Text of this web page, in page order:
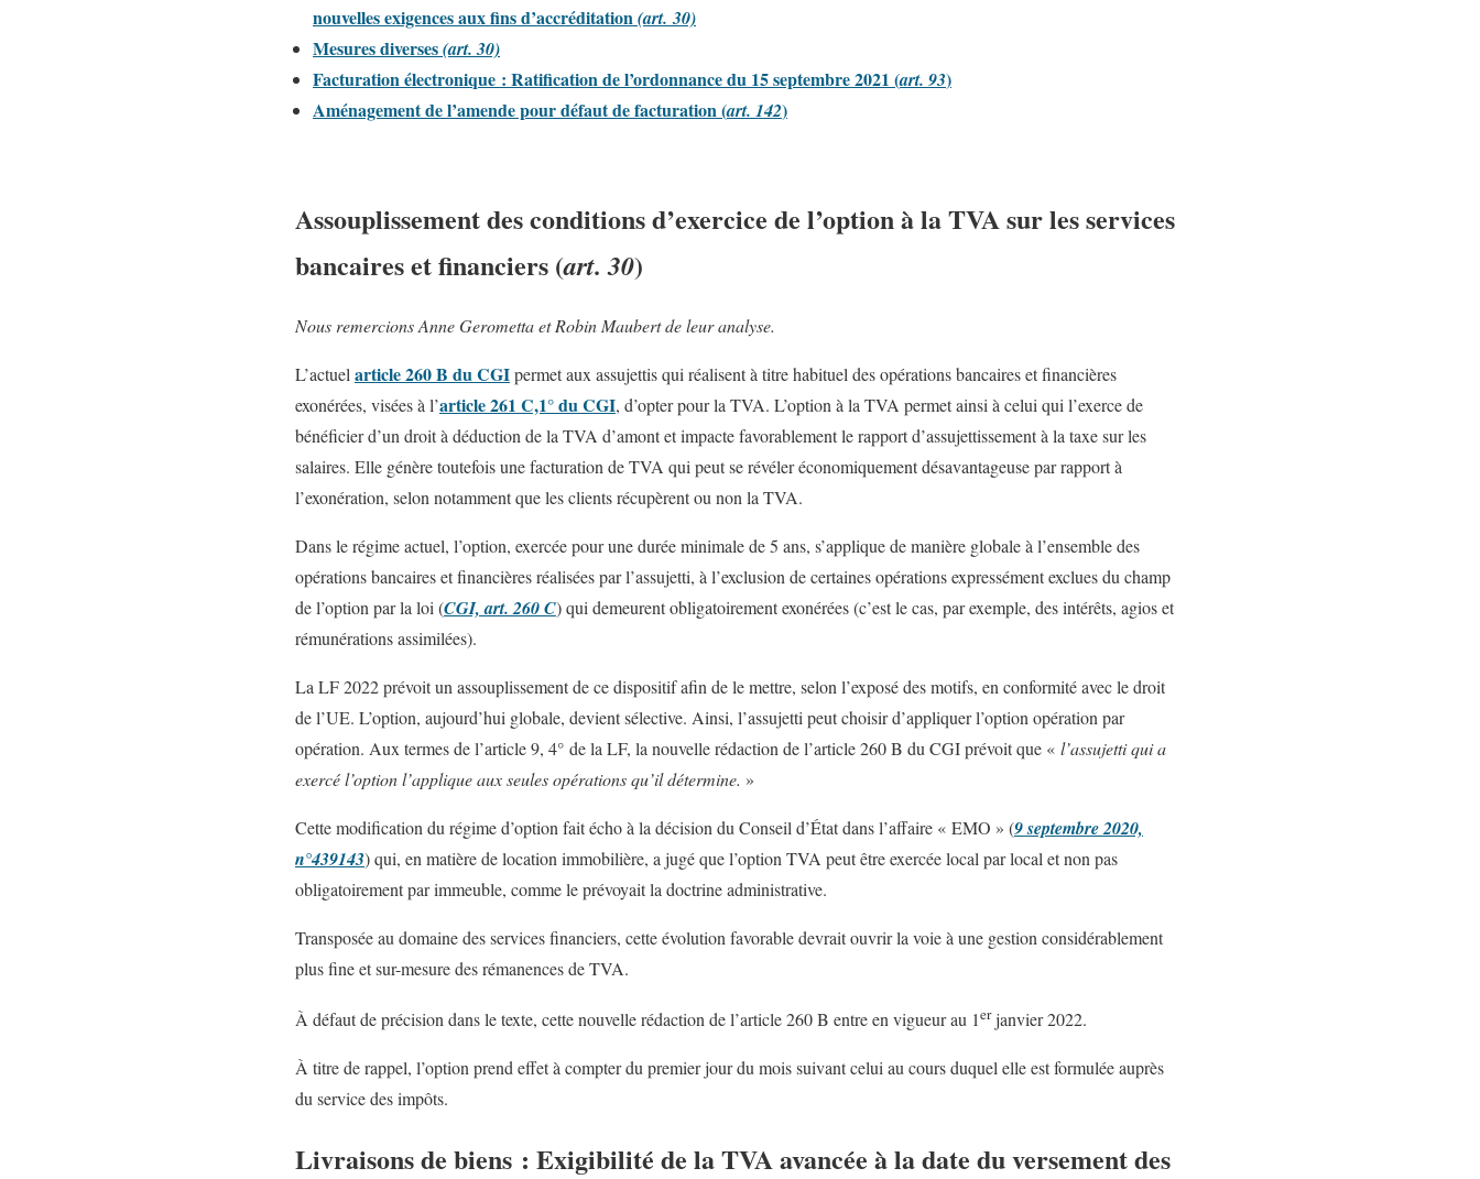
nouvelles exigences aux fins d’accréditation(art. 30)
Mesures diverses(art. 30)
Facturation électronique : Ratification de l’ordonnance du 15 septembre 2021 (art. 93)
Aménagement de l’amende pour défaut de facturation (art. 142)
Assouplissement des conditions d’exercice de l’option à la TVA sur les services
bancaires et financiers (art. 30)
Nous remercions Anne Gerometta et Robin Maubert de leur analyse.
L’actuel article 260 B du CGIpermet aux assujettis qui réalisent à titre habituel des opérations bancaires et financières
exonérées, visées à l’article 261 C,1° du CGI, d’opter pour la TVA. L’option à la TVA permet ainsi à celui qui l’exerce de
bénéficier d’un droit à déduction de la TVA d’amont et impacte favorablement le rapport d’assujettissement à la taxe sur les
salaires. Elle génère toutefois une facturation de TVA qui peut se révéler économiquement désavantageuse par rapport à
l’exonération, selon notamment que les clients récupèrent ou non la TVA.
Dans le régime actuel, l’option, exercée pour une durée minimale de 5 ans, s’applique de manière globale à l’ensemble des
opérations bancaires et financières réalisées par l’assujetti, à l’exclusion de certaines opérations expressément exclues du champ
de l’option par la loi (CGI, art. 260 C) qui demeurent obligatoirement exonérées (c’est le cas, par exemple, des intérêts, agios et
rémunérations assimilées).
La LF 2022 prévoit un assouplissement de ce dispositif afin de le mettre, selon l’exposé des motifs, en conformité avec le droit
de l’UE. L’option, aujourd’hui globale, devient sélective. Ainsi, l’assujetti peut choisir d’appliquer l’option opération par
opération. Aux termes de l’article 9, 4° de la LF, la nouvelle rédaction de l’article 260 B du CGI prévoit que « l’assujetti qui a
exercé l’option l’applique aux seules opérations qu’il détermine. »
Cette modification du régime d’option fait écho à la décision du Conseil d’État dans l’affaire « EMO » (9 septembre 2020,
n°439143) qui, en matière de location immobilière, a jugé que l’option TVA peut être exercée local par local et non pas
obligatoirement par immeuble, comme le prévoyait la doctrine administrative.
Transposée au domaine des services financiers, cette évolution favorable devrait ouvrir la voie à une gestion considérablement
plus fine et sur-mesure des rémanences de TVA.
À défaut de précision dans le texte, cette nouvelle rédaction de l’article 260 B entre en vigueur au 1erjanvier 2022.
À titre de rappel, l’option prend effet à compter du premier jour du mois suivant celui au cours duquel elle est formulée auprès
du service des impôts.
Livraisons de biens : Exigibilité de la TVA avancée à la date du versement des